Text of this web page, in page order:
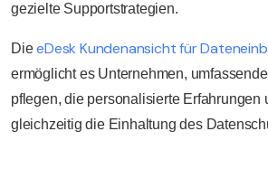
gezielte Supportstrategien.
Die eDesk Kundenansicht für
ermöglicht es Unternehmen,
pflegen, die personalisierte Erfahrungen
gleichzeitig die Einhaltung des